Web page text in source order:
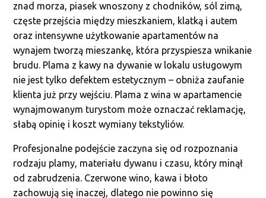
znad morza, piasek wnoszony z chodników, sól zimą,
częste przejścia między mieszkaniem, klatką i autem
oraz intensywne użytkowanie apartamentów na
wynajem tworzą mieszankę, która przyspiesza wnikanie
brudu. Plama z kawy na dywanie w lokalu usługowym
nie jest tylko defektem estetycznym – obniża zaufanie
klienta już przy wejściu. Plama z wina w apartamencie
wynajmowanym turystom może oznaczać reklamację,
słabą opinię i koszt wymiany tekstyliów.
Profesjonalne podejście zaczyna się od rozpoznania
rodzaju plamy, materiału dywanu i czasu, który minął
od zabrudzenia. Czerwone wino, kawa i błoto
zachowują się inaczej, dlatego nie powinno się